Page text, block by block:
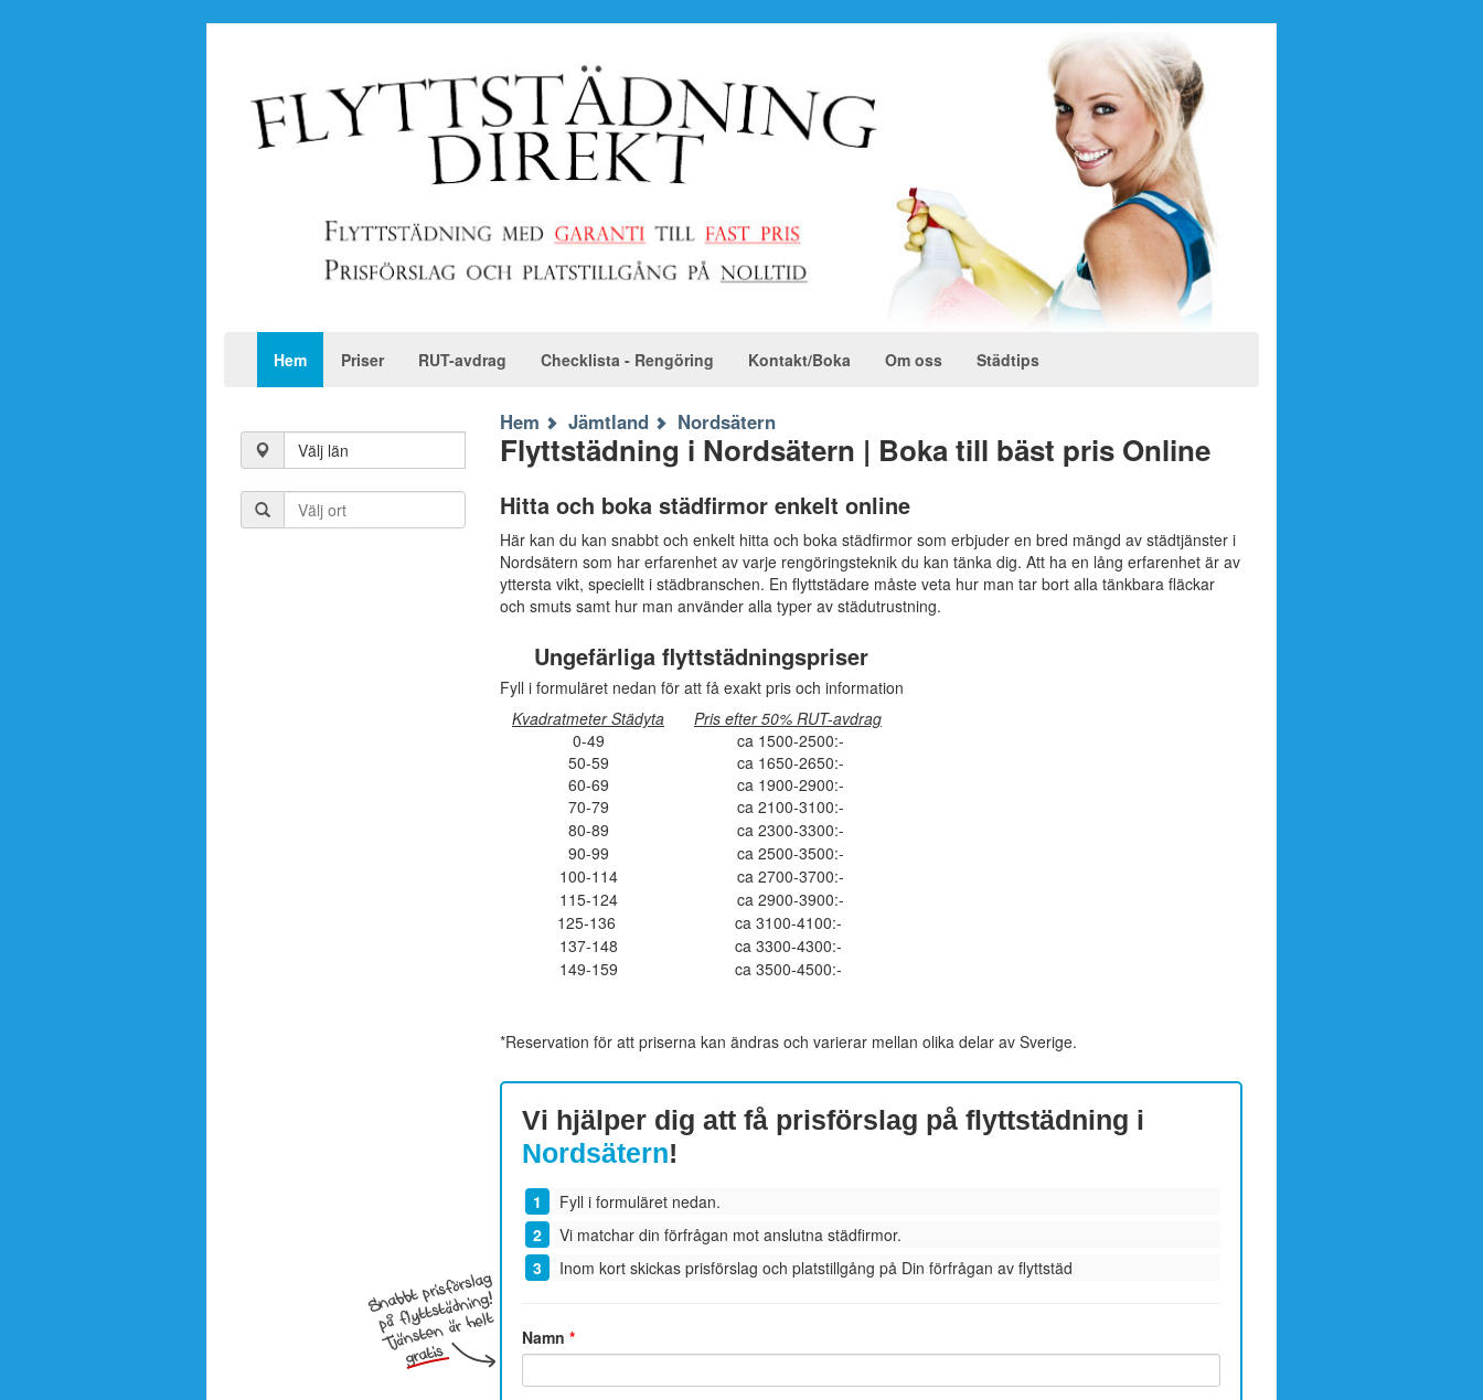
Hem Priser RUT-avdrag Checklista - Rengöring Kontakt/Boka Om oss Städtips
Välj län
Hem Jämtland Nordsätern
Flyttstädning i Nordsätern | Boka till bäst pris Online
Hitta och boka städfirmor enkelt online
Här kan du kan snabbt och enkelt hitta och boka städfirmor som erbjuder en bred mängd av städtjänster i
Nordsätern som har erfarenhet av varje rengöringsteknik du kan tänka dig. Att ha en lång erfarenhet är av
yttersta vikt, speciellt i städbranschen. En flyttstädare måste veta hur man tar bort alla tänkbara fläckar
och smuts samt hur man använder alla typer av städutrustning.
Ungefärliga flyttstädningspriser
Fyll i formuläret nedan för att få exakt pris och information
Kvadratmeter Städyta
Pris efter 50% RUT-avdrag
0-49
ca 1500-2500:-
50-59
ca 1650-2650:-
60-69
ca 1900-2900:-
70-79
ca 2100-3100:-
80-89
ca 2300-3300:-
90-99
ca 2500-3500:-
100-114
ca 2700-3700:-
115-124
ca 2900-3900:-
125-136
ca 3100-4100:-
137-148
ca 3300-4300:-
149-159
ca 3500-4500:-
*Reservation för att priserna kan ändras och varierar mellan olika delar av Sverige.
Vi hjälper dig att få prisförslag på flyttstädning i
Nordsätern!
Fyll i formuläret nedan.
Vi matchar din förfrågan mot anslutna städfirmor.
Inom kort skickas prisförslag och platstillgång på Din förfrågan av flyttstäd
Namn *